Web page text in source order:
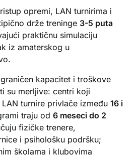
opremi, LAN turnirima i
drže treninge 3-5 puta
praktičnu simulaciju
iz amaterskog u
kapacitet i troškove
su merljive: centri koji
LAN turnire privlače između16 i
traju od6 meseci do 2
fizičke trenere,
i psihološku podršku;
školama i klubovima